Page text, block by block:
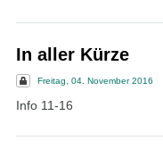
In aller Kürze
Freitag, 04. November 2016
Info 11-16